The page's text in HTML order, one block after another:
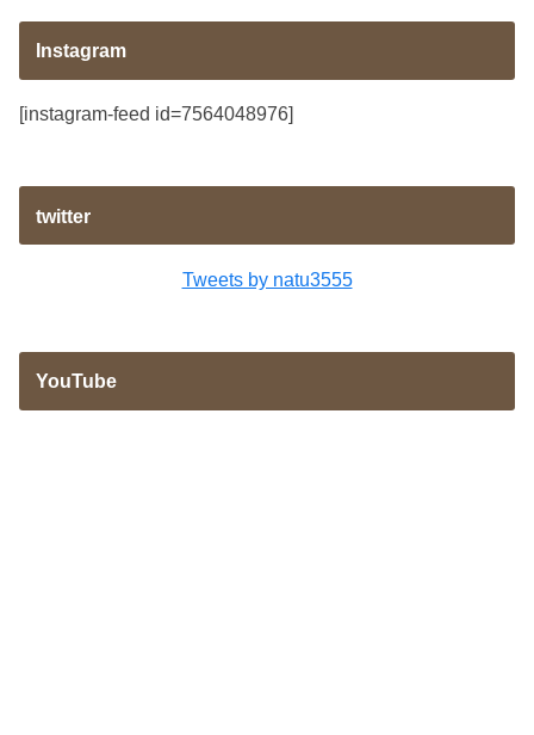
Instagram
[instagram-feed id=7564048976]
twitter
Tweets by natu3555
YouTube